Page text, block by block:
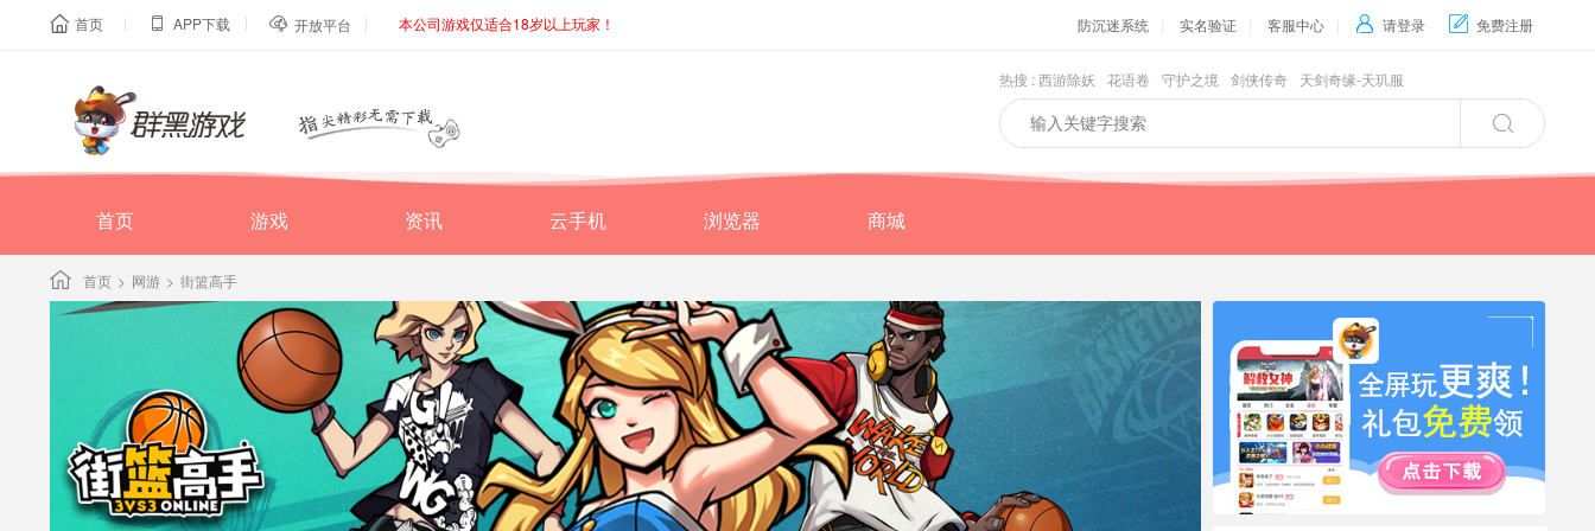
 首页 |  APP下载 |  开放平台 | 本公司游戏仅适合18岁以上玩家！ 防沉迷系统 实名验证 客服中心  请登录  免费注册
热搜 :西游除妖 花语卷 守护之境 剑侠传奇 天剑奇缘-天玑服

首页 游戏 资讯 云手机 浏览器 商城
首页 > 网游 > 街篮高手